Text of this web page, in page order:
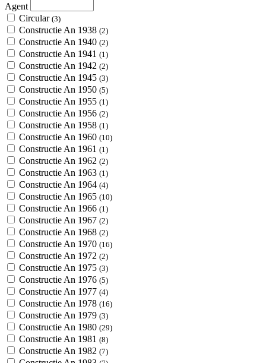
Agent
Circular (3)
Constructie An 1938 (2)
Constructie An 1940 (2)
Constructie An 1941 (1)
Constructie An 1942 (2)
Constructie An 1945 (3)
Constructie An 1950 (5)
Constructie An 1955 (1)
Constructie An 1956 (2)
Constructie An 1958 (1)
Constructie An 1960 (10)
Constructie An 1961 (1)
Constructie An 1962 (2)
Constructie An 1963 (1)
Constructie An 1964 (4)
Constructie An 1965 (10)
Constructie An 1966 (1)
Constructie An 1967 (2)
Constructie An 1968 (2)
Constructie An 1970 (16)
Constructie An 1972 (2)
Constructie An 1975 (3)
Constructie An 1976 (5)
Constructie An 1977 (4)
Constructie An 1978 (16)
Constructie An 1979 (3)
Constructie An 1980 (29)
Constructie An 1981 (8)
Constructie An 1982 (7)